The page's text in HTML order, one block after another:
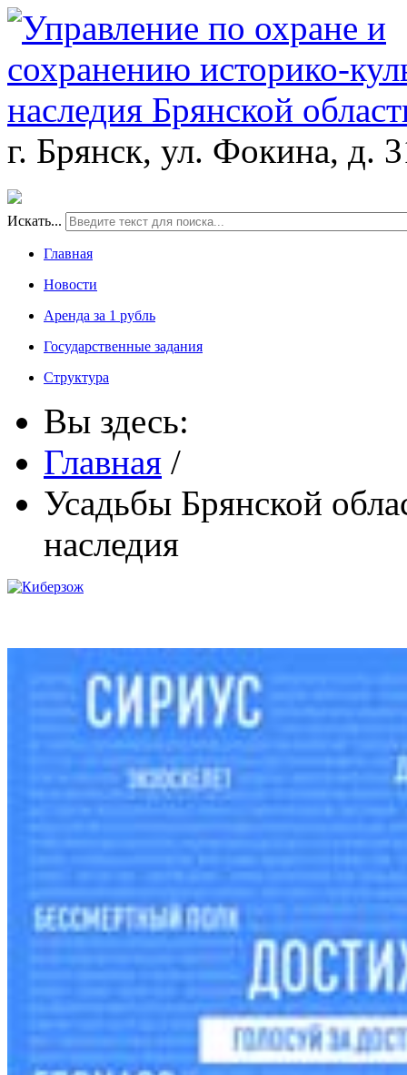
г. Брянск, ул. Фокина, д.
Искать...
Главная
Новости
Аренда за 1 рубль
Государственные задания
Структура
Вы здесь:
Главная /
Усадьбы Брянской
наследия